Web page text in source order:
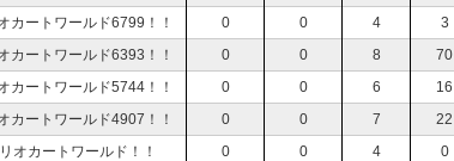
カートワールド6799！！ 0 0 4 3
カートワールド6393！！ 0 0 8 70
カートワールド5744！！ 0 0 6 16
カートワールド4907！！ 0 0 7 22
オカートワールド！！ 0 0 4 0